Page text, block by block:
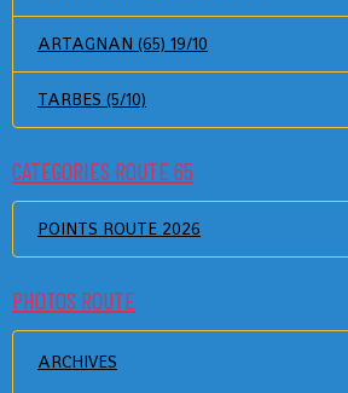
ARTAGNAN (65) 19/10
TARBES (5/10)
CATEGORIES ROUTE 65
POINTS ROUTE 2026
PHOTOS ROUTE
ARCHIVES